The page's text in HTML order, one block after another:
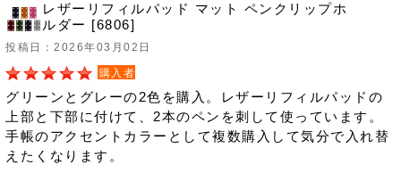
レザーリフィルパッド マット ペンクリップホ
ルダー [6806]
投稿日：2026年03月02日
購入者
グリーンとグレーの2色を購入。レザーリフィルパッドの
上部と下部に付けて、2本のペンを刺して使っています。
手帳のアクセントカラーとして複数購入して気分で入れ替
えたくなります。